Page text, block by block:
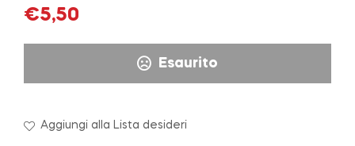
€5,50
Esaurito
Aggiungi alla Lista desideri